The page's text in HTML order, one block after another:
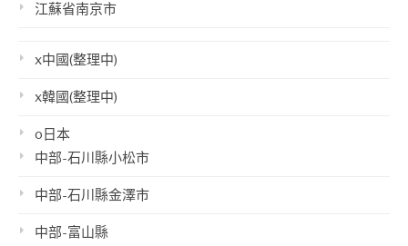
江蘇省南京市
x中國(整理中)
x韓國(整理中)
o日本
中部-石川縣小松市
中部-石川縣金澤市
中部-富山縣